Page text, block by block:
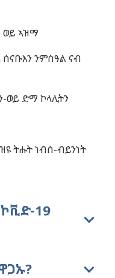
ወይ ኣዝማ
ንምስዓል ናብ
ወይ ድማ ኮላሊትን
ትሑት ነብሰ-ብይንነት
19